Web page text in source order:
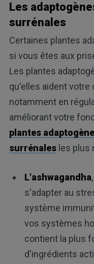
Les
surrénales
Certaines plantes
si vous êtes aux
Les plantes
qu'elles aident votre
notamment en
améliorant votre
plantes
surrénalesles plus
L'ashwagandha
s'adapter au
système
vos systèmes
contient la plus
d'ingrédients